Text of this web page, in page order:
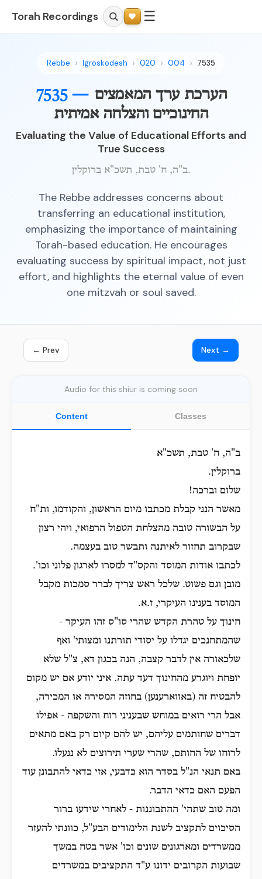
Torah Recordings ☰
Rebbe Igroskodesh 020 004 7535
7535 — הערכת ערך המאמצים
החינוכיים והצלחה אמיתית
Evaluating the Value of Educational Efforts and
True Success
ב"ה, ח' טבת, תשכ"א ברוקלין.
The Rebbe addresses concerns about
transferring an educational institution,
emphasizing the importance of maintaining
Torah-based education. He encourages
evaluating success by spiritual impact, not just
effort, and highlights the eternal value of even
one mitzvah or soul saved.
← Prev Next →
Audio for this shiur is coming soon
Content Classes
ב"ה, ח' טבת, תשכ"א
ברוקלין.
שלום וברכה!
מאשר הנני קבלת מכתבו מיום הראשון, והקודמו, ות"ח
על הבשורה טובה מהצלחת הטפול הרפואי, ויהי רצון
שבקרוב תחזור לאיתנה ותבשר טוב בעצמה.
לכתבו אודות המוסד והקס"ד למסרו לארגון פלוני וכו'.
מובן וגם פשוט. שלכל ראש צריך לברר סמכות מקבל
המוסד בענינו העיקרי, ז.א.
חינוך על טהרת הקדש שהרי סו"ס זהו העיקר -
שהמתחנכים יגדלו על יסודי תורתנו ומצותי' ואף
שלכאורה אין לדבר קצבה, הנה בכגון דא, צ"ל שלא
יופחת ויוגרע מהחינוך דעד עתה. איני יודע אם יש מקום
להבטיח זה (באווארענען) בחוזה המסירה או המכירה,
אבל הרי רואים במוחש שבעניני רוח והשקפה - אפילו
דברים שחותמים עליהם, יש להם קיום רק באם מתאים
לרוחו של החותם, שהרי שערי תירוצים לא ננעלו.
באם תנאי הנ"ל בסדר הוא כדבעי, אזי כדאי להתבונן עוד
הפעם האם כדאי הדבר.
ומה טוב שתהי' ההתבוננות - לאחרי שידעו ברור
הסיכוים לתקציב לשנת הלימודים הבע"ל, כוונתי להעזר
ממשרדים ומארגונים שונים וכו' אשר בטח במשך
שבועות הקרובים ידונו ע"ד התקציבים במשרדים